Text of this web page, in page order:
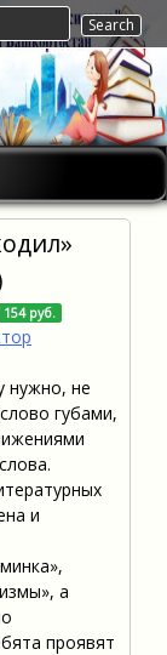
154 руб.
нужно, не
губами,
и
а
проявят